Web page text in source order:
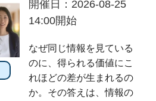
開催日：2026-08-25
14:00開始
なぜ同じ情報を見ている
のに、得られる価値にこ
れほどの差が生まれるの
か。その答えは、情報の